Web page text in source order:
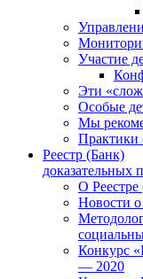
Участие
Эти
Особые
Мы
Практики
Реестр (Банк)
доказательных
О Реестре
Новости о
Конкурс
— 2020